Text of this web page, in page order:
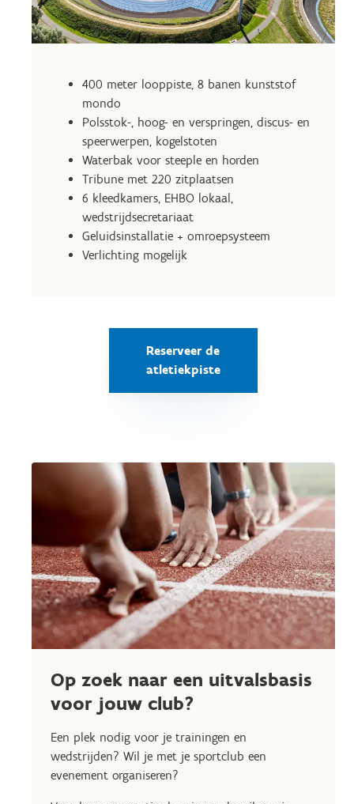
400 meter looppiste, 8 banen kunststof
mondo
Polsstok-, hoog- en verspringen, discus- en
speerwerpen, kogelstoten
Waterbak voor steeple en horden
Tribune met 220 zitplaatsen
6 kleedkamers, EHBO lokaal,
wedstrijdsecretariaat
Geluidsinstallatie + omroepsysteem
Verlichting mogelijk
Reserveer de
atletiekpiste
Op zoek naar een uitvalsbasis
voor jouw club?
Een plek nodig voor je trainingen en
wedstrijden? Wil je met je sportclub een
evenement organiseren?